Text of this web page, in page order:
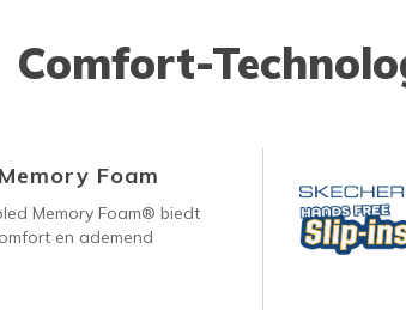
Comfort-
Foam
Memory Foam® biedt
en ademend